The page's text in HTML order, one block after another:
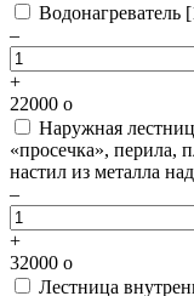
Водонагреватель
–
+
22000 o
Наружная
«просечка», перила,
настил из металла
–
+
32000 o
Лестница